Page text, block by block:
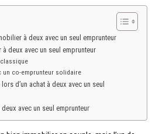
à deux avec un seul emprunteur
deux avec un seul emprunteur
un co-emprunteur solidaire
d’un achat à deux avec un seul
avec un seul emprunteur